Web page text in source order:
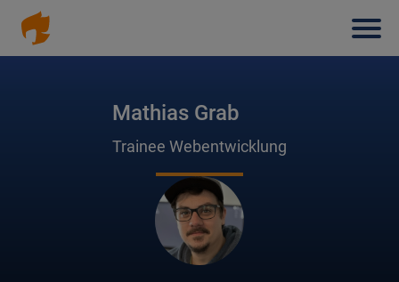
Direkt
zum
Inhalt
Mathias Grab
Trainee Webentwicklung